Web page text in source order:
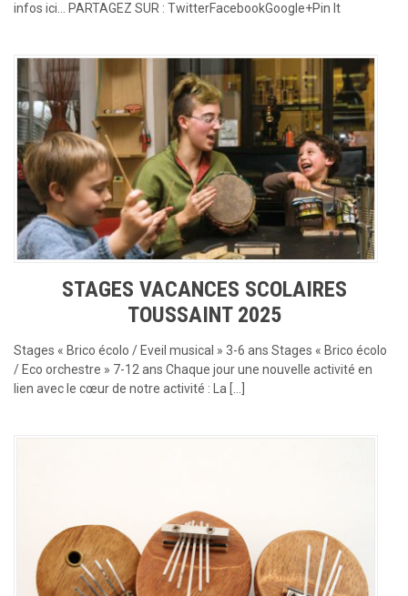
infos ici… PARTAGEZ SUR : TwitterFacebookGoogle+Pin It
STAGES VACANCES SCOLAIRES
TOUSSAINT 2025
Stages « Brico écolo / Eveil musical » 3-6 ans Stages « Brico écolo
/ Eco orchestre » 7-12 ans Chaque jour une nouvelle activité en
lien avec le cœur de notre activité : La […]